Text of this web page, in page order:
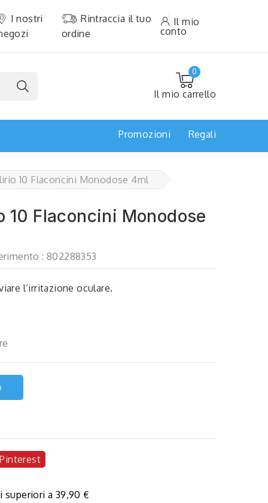
I nostri
Rintraccia il tuo
ordine
Il mio
conto
0
Il mio carrello
Promozioni Regali
10 Flaconcini Monodose 4ml
10 Flaconcini Monodose
: 802288353
l’irritazione oculare.
Pinterest
superiori a 39,90 €